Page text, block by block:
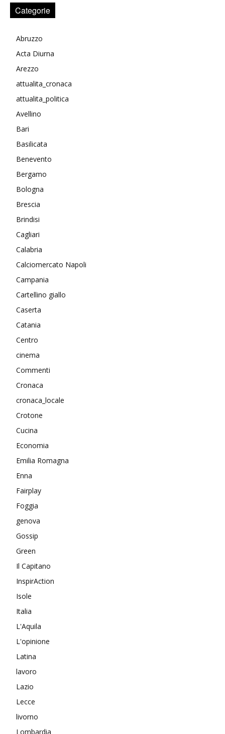
Categorie
Abruzzo
Acta Diurna
Arezzo
attualita_cronaca
attualita_politica
Avellino
Bari
Basilicata
Benevento
Bergamo
Bologna
Brescia
Brindisi
Cagliari
Calabria
Calciomercato Napoli
Campania
Cartellino giallo
Caserta
Catania
Centro
cinema
Commenti
Cronaca
cronaca_locale
Crotone
Cucina
Economia
Emilia Romagna
Enna
Fairplay
Foggia
genova
Gossip
Green
Il Capitano
InspirAction
Isole
Italia
L'Aquila
L'opinione
Latina
lavoro
Lazio
Lecce
livorno
Lombardia